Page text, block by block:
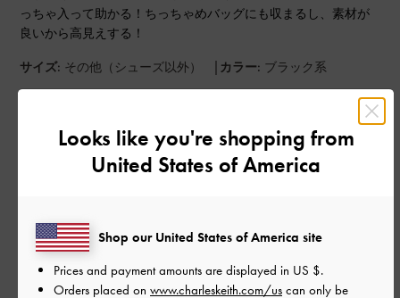
っちゃ入って助かる！ちっちゃめバッグにも収まるし、素材が
良いから高見えする！
サイズ: その他（シューズ以外） | カラー: ブラック系
とてもよかった
もっと見る
Looks like you're shopping from
United States of America
Shop our United States of America site
Prices and payment amounts are displayed in US $.
Orders placed on www.charleskeith.com/us can only be